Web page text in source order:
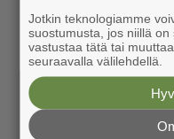
Jotkin teknologiamme
suostumusta, jos niillä
vastustaa tätä tai
seuraavalla välilehdellä.